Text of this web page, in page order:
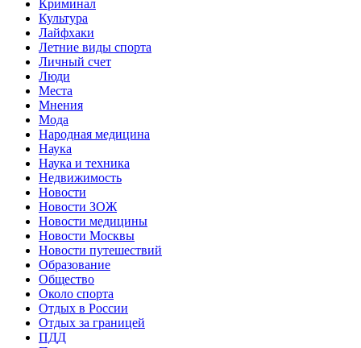
Криминал
Культура
Лайфхаки
Летние виды спорта
Личный счет
Люди
Места
Мнения
Мода
Народная медицина
Наука
Наука и техника
Недвижимость
Новости
Новости ЗОЖ
Новости медицины
Новости Москвы
Новости путешествий
Образование
Общество
Около спорта
Отдых в России
Отдых за границей
ПДД